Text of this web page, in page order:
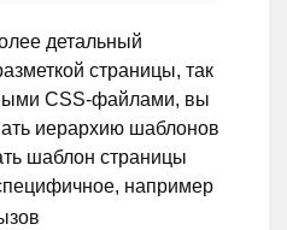
детальный
страницы, так
CSS-файлами, вы
иерархию шаблонов
шаблон страницы
например